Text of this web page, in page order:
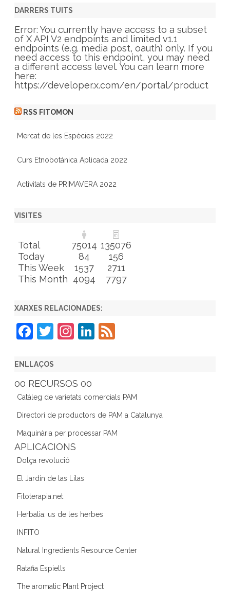
g
r
i
e
s
DARRERS TUITS
Error: You currently have access to a subset
of X API V2 endpoints and limited v1.1
endpoints (e.g. media post, oauth) only. If you
need access to this endpoint, you may need
a different access level. You can learn more
here:
https://developer.x.com/en/portal/product
RSS FITOMON
Mercat de les Espècies 2022
Curs Etnobotánica Aplicada 2022
Activitats de PRIMAVERA 2022
VISITES
Total 75014 135076
Today
84
156
This Week
1537
2711
This Month 4094 7797
XARXES RELACIONADES:
F
c
e
b
o
o
k
T
er
In
gr
a
m
Li
dI
n
ENLLAÇOS
00 RECURSOS 00
Catàleg de varietats comercials PAM
Directori de productors de PAM a Catalunya
Maquinària per processar PAM
APLICACIONS
Dolça revolució
El Jardín de las Lilas
Fitoterapia.net
Herbalia: us de les herbes
INFITO
Natural Ingredients Resource Center
Ratafia Espiells
The aromatic Plant Project